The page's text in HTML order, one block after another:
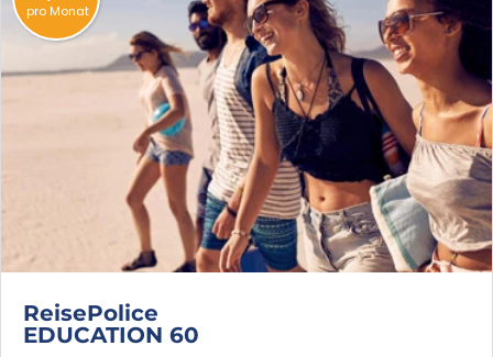
pro Monat
ReisePolice
EDUCATION 60